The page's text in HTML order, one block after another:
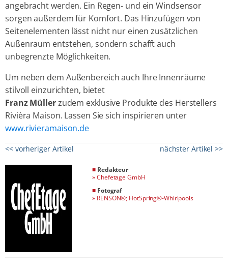
angebracht werden. Ein Regen- und ein Windsensor
sorgen außerdem für Komfort. Das Hinzufügen von
Seitenelementen lässt nicht nur einen zusätzlichen
Außenraum entstehen, sondern schafft auch
unbegrenzte Möglichkeiten.
Um neben dem Außenbereich auch Ihre Innenräume
stilvoll einzurichten, bietet
Franz Müllerzudem exklusive Produkte des Herstellers
Rivièra Maison. Lassen Sie sich inspirieren unter
www.rivieramaison.de
<< vorheriger Artikel nächster Artikel >>
■ Redakteur
»Chefetage GmbH
■ Fotograf
» RENSON®; HotSpring®-Whirlpools